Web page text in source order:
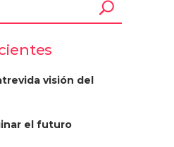
visión del
el futuro